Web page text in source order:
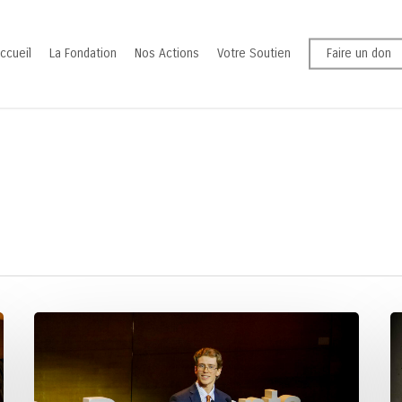
La Fondation Nos Actions Votre Soutien Faire un don
Concours
Ethos
Logos